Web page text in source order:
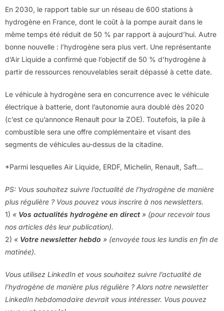
En 2030, le rapport table sur un réseau de 600 stations à
hydrogène en France, dont le coût à la pompe aurait dans le
même temps été réduit de 50 % par rapport à aujourd’hui. Autre
bonne nouvelle : l’hydrogène sera plus vert. Une représentante
d’Air Liquide a confirmé que l’objectif de 50 % d’hydrogène à
partir de ressources renouvelables serait dépassé à cette date.
Le véhicule à hydrogène sera en concurrence avec le véhicule
électrique à batterie, dont l’autonomie aura doublé dès 2020
(c’est ce qu’annonce Renault pour la ZOE). Toutefois, la pile à
combustible sera une offre complémentaire et visant des
segments de véhicules au-dessus de la citadine.
*Parmi lesquelles Air Liquide, ERDF, Michelin, Renault, Saft…
PS: Vous souhaitez suivre l’actualité de l’hydrogène de manière
plus régulière ? Vous pouvez vous inscrire à nos newsletters.
1) « Vos actualités hydrogène en direct » (pour recevoir tous
nos articles dès leur publication).
2) « Votre newsletter hebdo » (envoyée tous les lundis en fin de
matinée).
Vous utilisez LinkedIn et vous souhaitez suivre l’actualité de
l’hydrogène de manière plus régulière ? Alors notre newsletter
LinkedIn hebdomadaire devrait vous intéresser. Vous pouvez